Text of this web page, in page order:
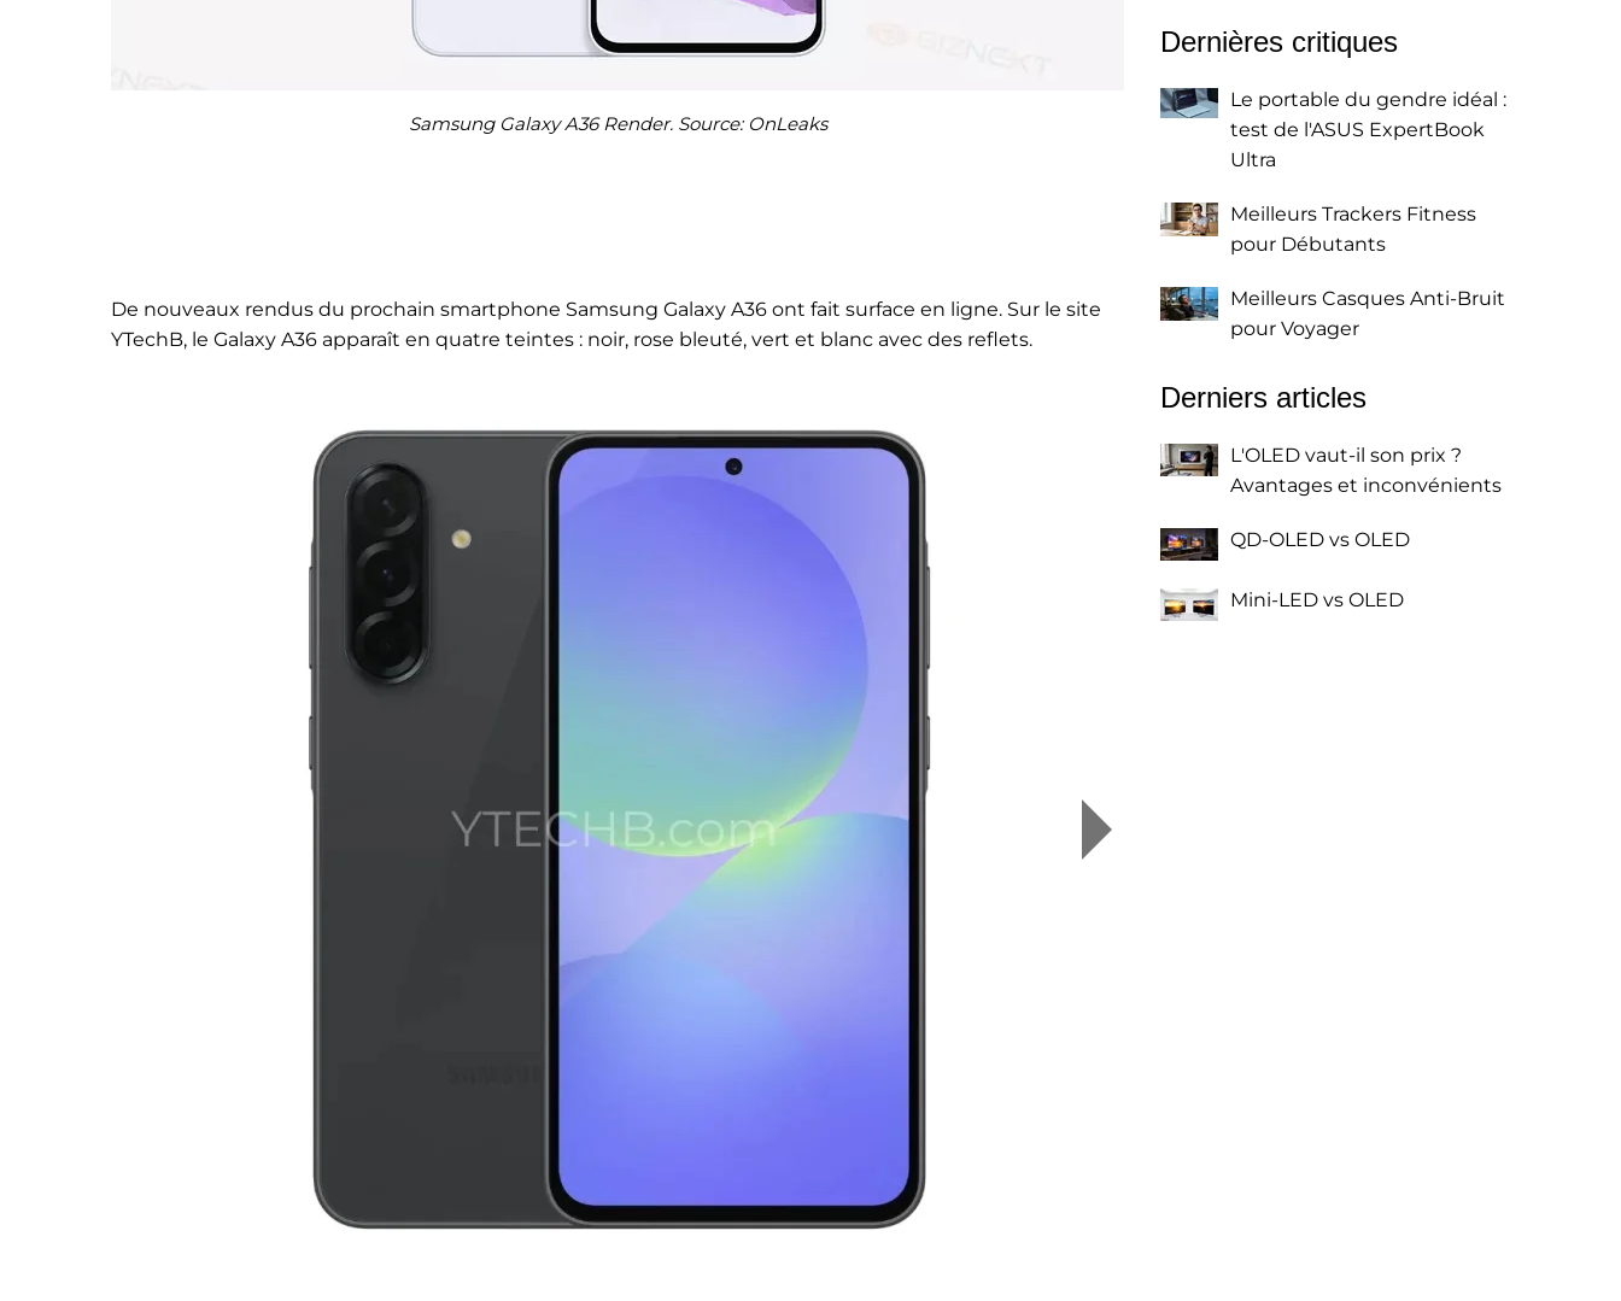
Samsung Galaxy A36 Render. Source: OnLeaks
De nouveaux rendus du prochain smartphone Samsung Galaxy A36 ont fait surface en ligne. Sur le site
YTechB, le Galaxy A36 apparaît en quatre teintes : noir, rose bleuté, vert et blanc avec des reflets.
Dernières critiques
Le portable du gendre idéal :
test de l'ASUS ExpertBook
Ultra
Meilleurs Trackers Fitness
pour Débutants
Meilleurs Casques Anti-Bruit
pour Voyager
Derniers articles
L'OLED vaut-il son prix ?
Avantages et inconvénients
QD-OLED vs OLED
Mini-LED vs OLED